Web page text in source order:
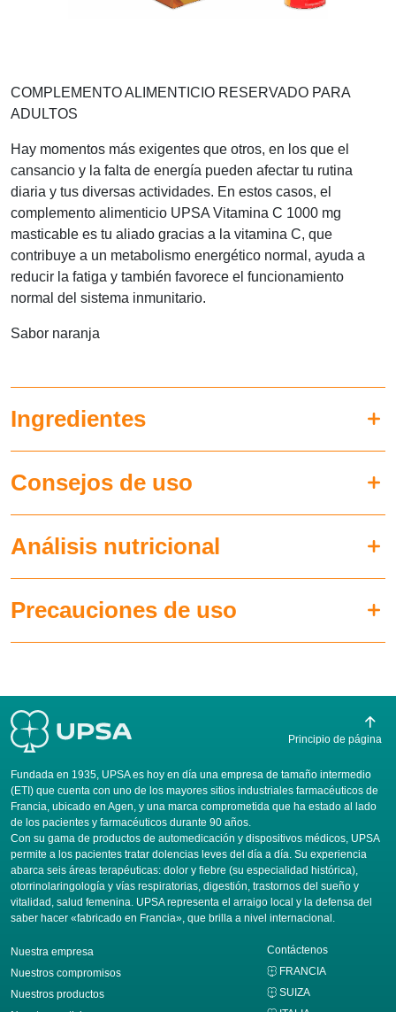
COMPLEMENTO ALIMENTICIO RESERVADO PARA
ADULTOS
Hay momentos más exigentes que otros, en los que el
cansancio y la falta de energía pueden afectar tu rutina
diaria y tus diversas actividades. En estos casos, el
complemento alimenticio UPSA Vitamina C 1000 mg
masticable es tu aliado gracias a la vitamina C, que
contribuye a un metabolismo energético normal, ayuda a
reducir la fatiga y también favorece el funcionamiento
normal del sistema inmunitario.
Sabor naranja
Ingredientes
Consejos de uso
Análisis nutricional
Precauciones de uso
Fundada en 1935, UPSA es hoy en día una empresa de tamaño intermedio
(ETI) que cuenta con uno de los mayores sitios industriales farmacéuticos de
Francia, ubicado en Agen, y una marca comprometida que ha estado al lado
de los pacientes y farmacéuticos durante 90 años.
Con su gama de productos de automedicación y dispositivos médicos, UPSA
permite a los pacientes tratar dolencias leves del día a día. Su experiencia
abarca seis áreas terapéuticas: dolor y fiebre (su especialidad histórica),
otorrinolaringología y vías respiratorias, digestión, trastornos del sueño y
vitalidad, salud femenina. UPSA representa el arraigo local y la defensa del
saber hacer «fabricado en Francia», que brilla a nivel internacional.
Nuestra empresa
Nuestros compromisos
Nuestros productos
Contáctenos
FRANCIA
SUIZA
Principio de página